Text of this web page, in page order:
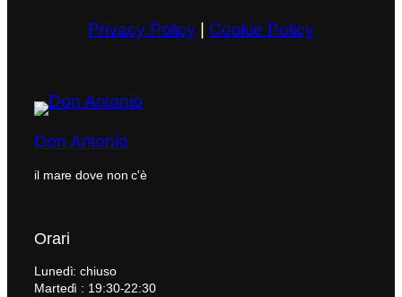
Privacy Policy | Cookie Policy
Don Antonio
il mare dove non c'è
Orari
Lunedì: chiuso
Martedì : 19:30-22:30